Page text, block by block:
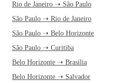
Rio de Janeiro ➝ São Paulo
São Paulo ➝ Rio de Janeiro
São Paulo ➝ Belo Horizonte
São Paulo ➝ Curitiba
Belo Horizonte ➝ Brasília
Belo Horizonte ➝ Salvador